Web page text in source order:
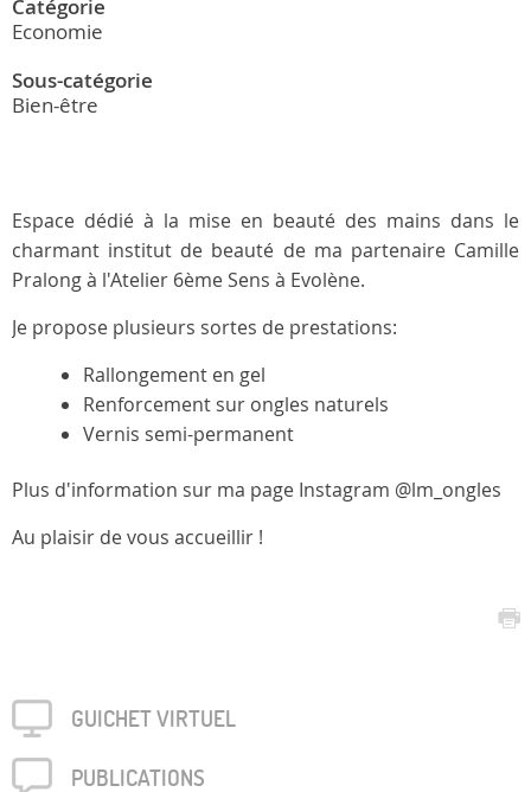
Catégorie
Economie
Sous-catégorie
Bien-être
Espace dédié à la mise en beauté des mains dans le
charmant institut de beauté de ma partenaire Camille
Pralong à l'Atelier 6ème Sens à Evolène.
Je propose plusieurs sortes de prestations:
Rallongement en gel
Renforcement sur ongles naturels
Vernis semi-permanent
Plus d'information sur ma page Instagram @lm_ongles
Au plaisir de vous accueillir !
GUICHET VIRTUEL
PUBLICA­TIONS